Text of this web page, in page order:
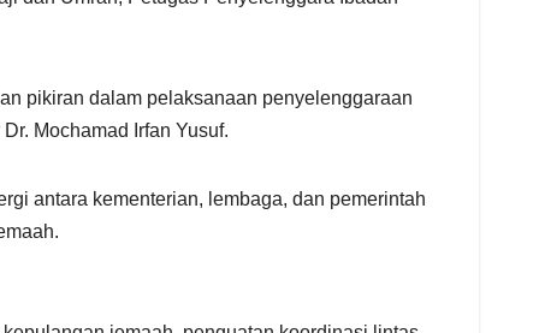
pikiran dalam pelaksanaan penyelenggaraan
Mochamad Irfan Yusuf.
antara kementerian, lembaga, dan pemerintah